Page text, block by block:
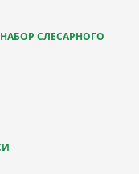
НАБОР СЛЕСАРНОГО